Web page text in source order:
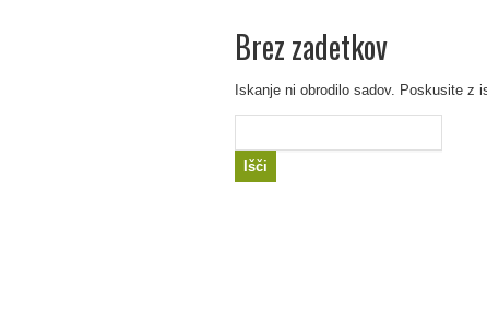
Brez zadetkov
Iskanje ni obrodilo sadov. Poskusite z